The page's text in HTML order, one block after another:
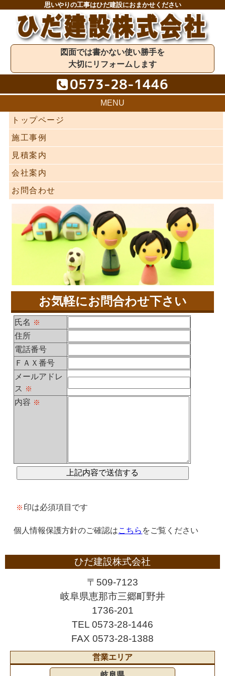
思いやりの工事はひだ建設におまかせください
図面では書かない使い勝手を
大切にリフォームします
0573-28-1446
MENU
トップページ
施工事例
見積案内
会社案内
お問合わせ
お気軽にお問合わせ下さい
氏名 ※
住所
電話番号
ＦＡＸ番号
メールアドレ
ス
※
内容 ※
※ 印は必須項目です
個人情報保護方針のご確認はこちら をご覧ください
ひだ建設株式会社
〒509-7123
岐阜県恵那市三郷町野井
1736-201
TEL 0573-28-1446
FAX 0573-28-1388
営業エリア